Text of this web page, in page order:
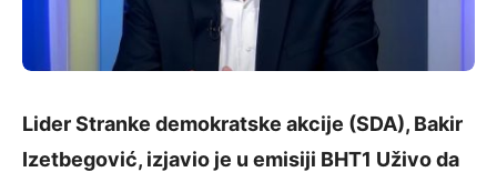
Lider Stranke demokratske akcije (SDA), Bakir
Izetbegović, izjavio je u emisiji BHT1 Uživo da